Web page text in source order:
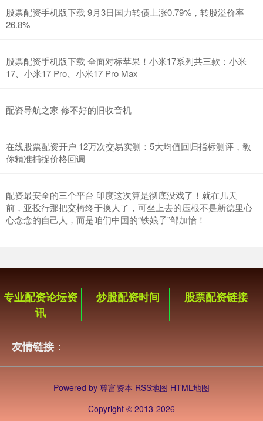
股票配资手机版下载 9月3日国力转债上涨0.79%，转股溢价率
26.8%
股票配资手机版下载 全面对标苹果！小米17系列共三款：小米
17、小米17 Pro、小米17 Pro Max
配资导航之家 修不好的旧收音机
在线股票配资开户 12万次交易实测：5大均值回归指标测评，教
你精准捕捉价格回调
配资最安全的三个平台 印度这次算是彻底没戏了！就在几天
前，亚投行那把交椅终于换人了，可坐上去的压根不是新德里心
心念念的自己人，而是咱们中国的“铁娘子”邹加怡！
专业配资论坛资
讯
炒股配资时间 股票配资链接
友情链接：
Powered by 尊富资本 RSS地图 HTML地图
Copyright © 2013-2026